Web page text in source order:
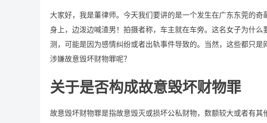
大家好，我是董律师。今天我们要讲的是一个发生在广东东莞的
身上，边泼边喊渣男！拍摄者称，车主就在车旁。这名女子为什
测，可能是因为感情纠纷或者出轨事件导致的。当然，这些都只
涉嫌故意毁坏财物罪呢？
关于是否构成故意毁坏财物罪
故意毁坏财物罪是指故意毁灭或损坏公私财物，数额较大或者有其